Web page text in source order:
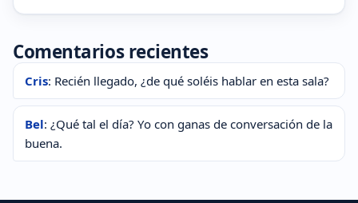
Comentarios recientes
Cris: Recién llegado, ¿de qué soléis hablar en esta sala?
Bel: ¿Qué tal el día? Yo con ganas de conversación de la
buena.